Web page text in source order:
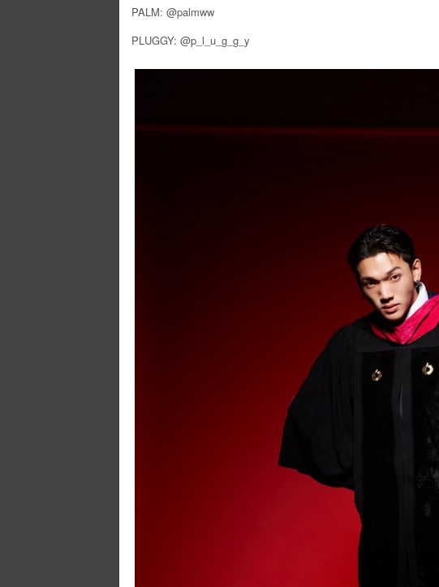
PALM: @palmww
PLUGGY: @p_l_u_g_g_y